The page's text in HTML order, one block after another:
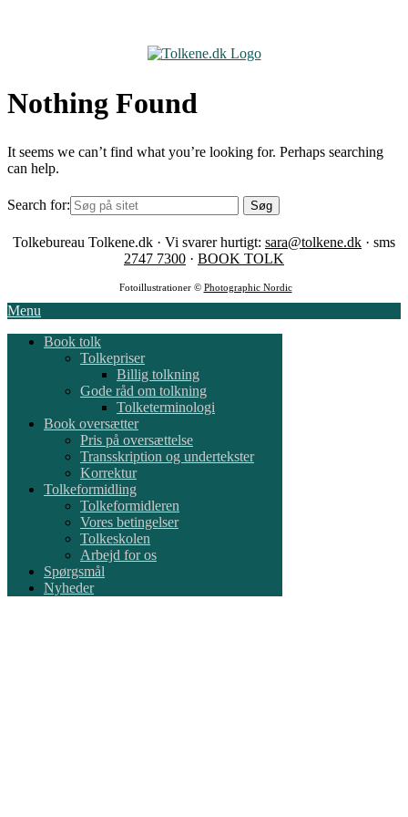
Nothing Found
It seems we can’t find what you’re looking for. Perhaps searching
can help.
Search for:
Tolkebureau Tolkene.dk · Vi svarer hurtigt: sara@tolkene.dk · sms
2747 7300 · BOOK TOLK
Fotoillustrationer © Photographic Nordic
Menu
Book tolk
Tolkepriser
Billig tolkning
Gode råd om tolkning
Tolketerminologi
Book oversætter
Pris på oversættelse
Transskription og undertekster
Korrektur
Tolkeformidling
Tolkeformidleren
Vores betingelser
Tolkeskolen
Arbejd for os
Spørgsmål
Nyheder